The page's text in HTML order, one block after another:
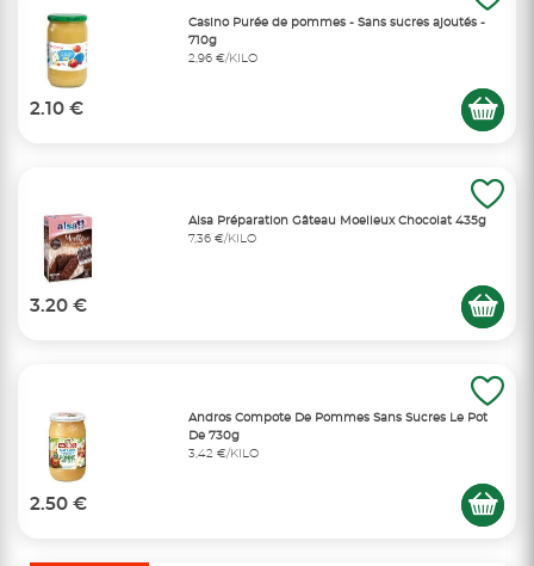
Casino Purée de pommes - Sans sucres ajoutés -
710g
2,96 €/KILO
2.10 €
Alsa Préparation Gâteau Moelleux Chocolat 435g
7,36 €/KILO
3.20 €
Andros Compote De Pommes Sans Sucres Le Pot
De 730g
3,42 €/KILO
2.50 €